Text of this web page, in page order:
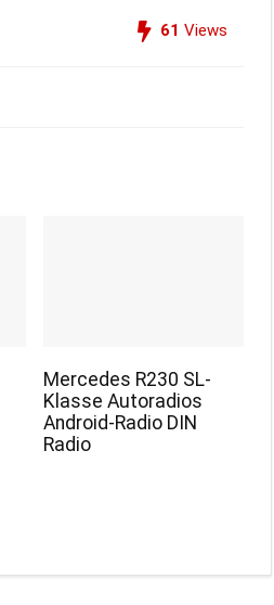
61 Views
Mercedes R230 SL-
Klasse Autoradios
Android-Radio DIN
Radio